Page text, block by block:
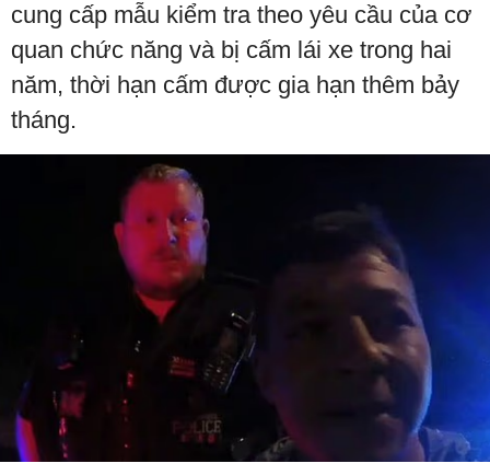
cung cấp mẫu kiểm tra theo yêu cầu của cơ
quan chức năng và bị cấm lái xe trong hai
năm, thời hạn cấm được gia hạn thêm bảy
tháng.